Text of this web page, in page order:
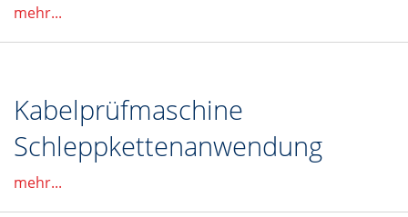
mehr...
Kabelprüfmaschine
Schleppkettenanwendung
mehr...